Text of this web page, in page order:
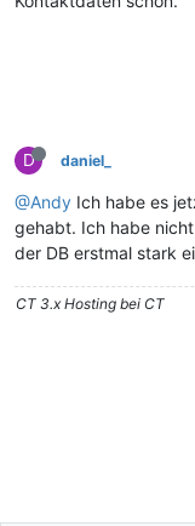
D daniel_
@Andy Ich habe es
gehabt. Ich habe
der DB erstmal stark
CT 3.x Hosting bei CT